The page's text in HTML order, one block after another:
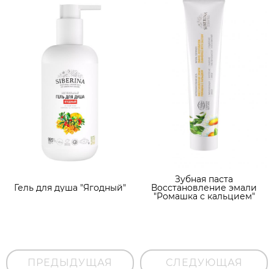
Гель для душа "Ягодный"
Зубная паста
Восстановление эмали
"Ромашка с кальцием"
ПРЕДЫДУЩАЯ СЛЕДУЮЩАЯ